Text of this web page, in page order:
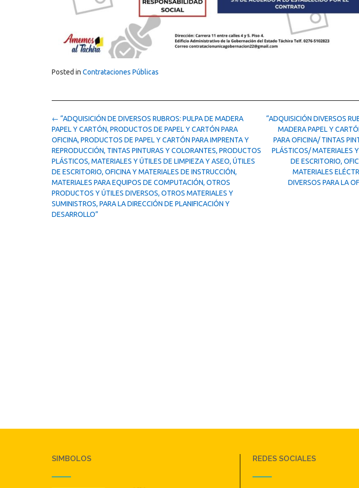
Posted in Contrataciones Públicas
Post
navigation
“ADQUISICIÓN DIVERSOS
MADERA PAPEL Y
PARA OFICINA/ TINTAS
PLÁSTICOS/ MATERIALES
DE ESCRITORIO,
MATERIALES
DIVERSOS PARA LA
← “ADQUISICIÓN DE DIVERSOS RUBROS: PULPA DE MADERA
PAPEL Y CARTÓN, PRODUCTOS DE PAPEL Y CARTÓN PARA
OFICINA, PRODUCTOS DE PAPEL Y CARTÓN PARA IMPRENTA Y
REPRODUCCIÓN, TINTAS PINTURAS Y COLORANTES, PRODUCTOS
PLÁSTICOS, MATERIALES Y ÚTILES DE LIMPIEZA Y ASEO, ÚTILES
DE ESCRITORIO, OFICINA Y MATERIALES DE INSTRUCCIÓN,
MATERIALES PARA EQUIPOS DE COMPUTACIÓN, OTROS
PRODUCTOS Y ÚTILES DIVERSOS, OTROS MATERIALES Y
SUMINISTROS, PARA LA DIRECCIÓN DE PLANIFICACIÓN Y
DESARROLLO”
SIMBOLOS REDES SOCIALES